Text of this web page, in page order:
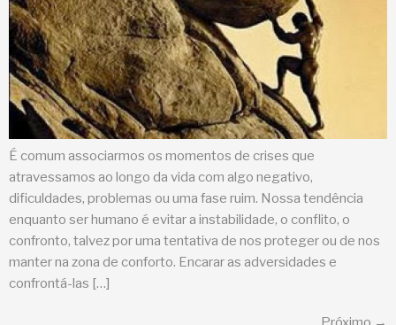
É comum associarmos os momentos de crises que
atravessamos ao longo da vida com algo negativo,
dificuldades, problemas ou uma fase ruim. Nossa tendência
enquanto ser humano é evitar a instabilidade, o conflito, o
confronto, talvez por uma tentativa de nos proteger ou de nos
manter na zona de conforto. Encarar as adversidades e
confrontá-las […]